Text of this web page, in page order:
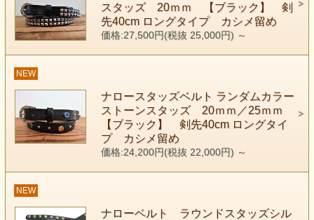
スタッズ 20ｍｍ 【ブラック】 剣
先40cm ロングタイプ カシメ留め
価格:27,500円(税抜 25,000円) ～
NEW
ナロースタッズベルト ランダムカラー
ストーンスタッズ 20ｍｍ／25ｍｍ
【ブラック】 剣先40cm ロングタイ
プ カシメ留め
価格:24,200円(税抜 22,000円) ～
NEW
ナローベルト ラウンドスタッズシル